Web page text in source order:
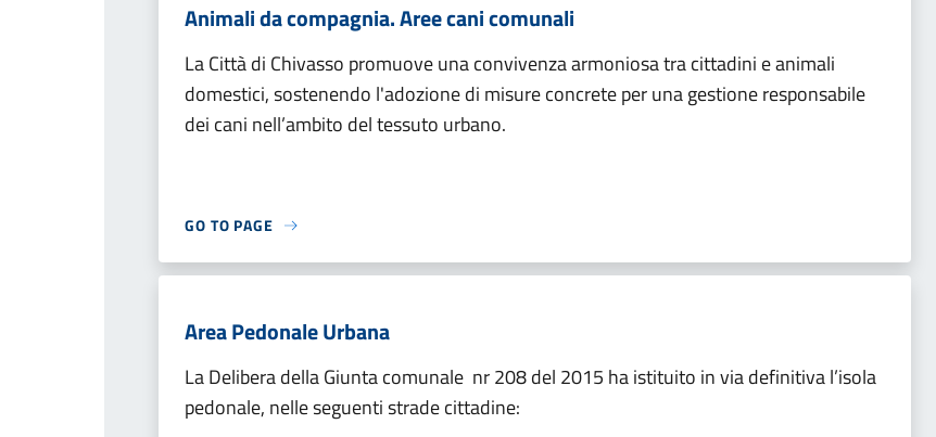
Animali da compagnia. Aree cani comunali
La Città di Chivasso promuove una convivenza armoniosa tra cittadini e animali
domestici, sostenendo l'adozione di misure concrete per una gestione responsabile
dei cani nell’ambito del tessuto urbano.
GO TO PAGE
Area Pedonale Urbana
La Delibera della Giunta comunale nr 208 del 2015 ha istituito in via definitiva l’isola
pedonale, nelle seguenti strade cittadine: